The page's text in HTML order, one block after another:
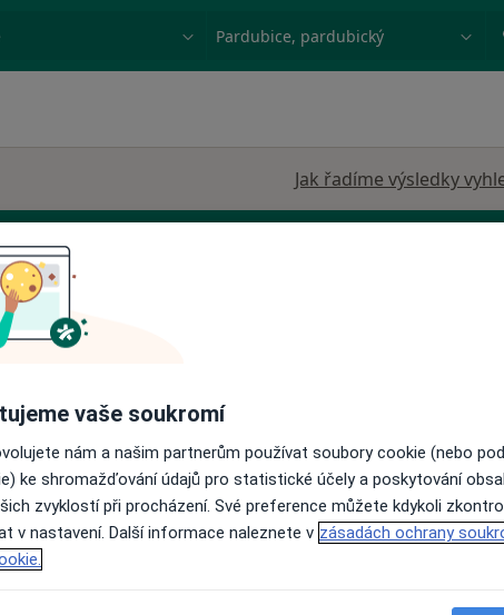
Jak řadíme výsledky
·
10 Srpen
Online rezervace termínu není k
Zobrazit profil
vaše soukromí
nám a našim partnerům používat soubory cookie (nebo
ke shromažďování údajů pro statistické účely a poskytování
zvyklostí při procházení. Své preference můžete kdykoli
v nastavení. Další informace naleznete v zásadách ochrany